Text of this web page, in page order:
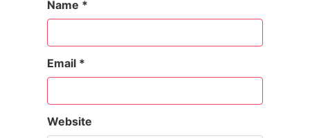
Name *
Email *
Website